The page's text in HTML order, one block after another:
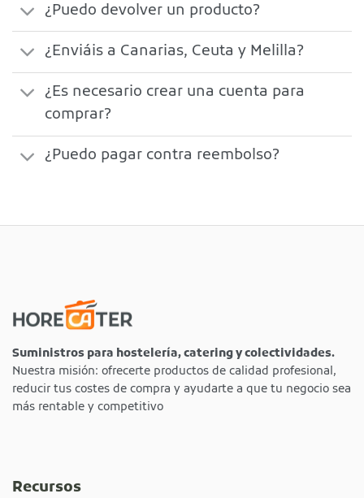
¿Puedo devolver un producto?
¿Enviáis a Canarias, Ceuta y Melilla?
¿Es necesario crear una cuenta para
comprar?
¿Puedo pagar contra reembolso?
Suministros para hostelería, catering y colectividades.
Nuestra misión: ofrecerte productos de calidad profesional,
reducir tus costes de compra y ayudarte a que tu negocio sea
más rentable y competitivo
Recursos